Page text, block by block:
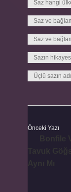
Saz hangi
Saz ve
Saz ve
Sazın
Üçlü sazın
Önceki Yazı